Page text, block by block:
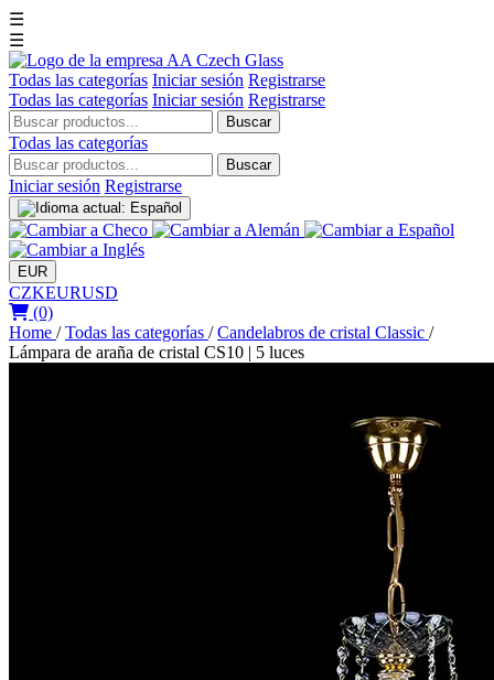
☰
☰
Todas las categorías Iniciar sesión Registrarse
Todas las categorías Iniciar sesión Registrarse
Buscar
Todas las categorías
Buscar
Iniciar sesión Registrarse
EUR
CZKEURUSD
(0)
Home / Todas las categorías / Candelabros de cristal Classic /
Lámpara de araña de cristal CS10 | 5 luces